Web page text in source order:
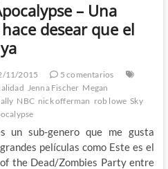
– Una
desear que el
11/2015
5 comentarios
Jenna Fischer Megan
NBC nick offerman rob lowe Sky
un sub-genero que me gusta
películas como Este es el
the Dead/Zombies Party entre